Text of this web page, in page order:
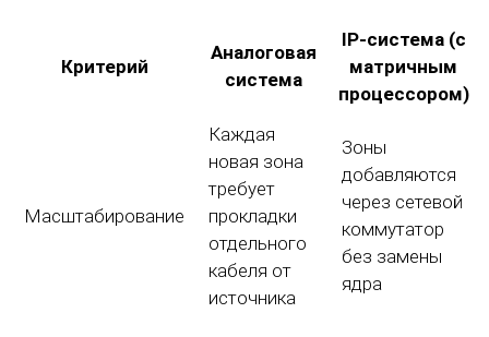
Критерий
Аналоговая
система
IP-система (с
матричным
процессором)
Масштабирование
Каждая
новая зона
требует
прокладки
отдельного
кабеля от
источника
Зоны
добавляются
через сетевой
коммутатор
без замены
ядра